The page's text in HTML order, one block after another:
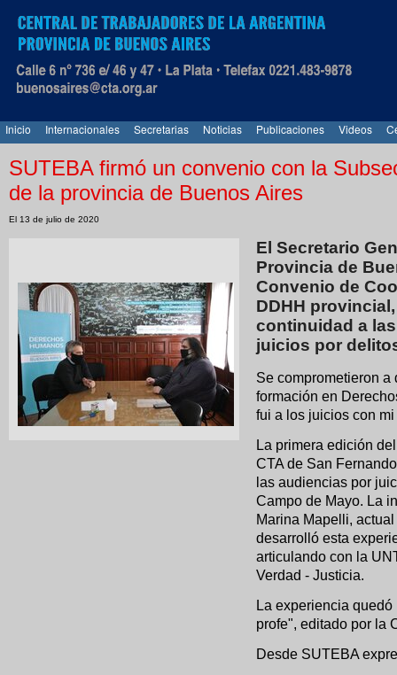
Inicio Internacionales Secretarias Noticias Publicaciones Videos
SUTEBA firmó un convenio con la
de la provincia de Buenos Aires
El 13 de julio de 2020
El Secretario
Provincia de
Convenio de
DDHH
continuidad a
juicios por
Se comprometieron
formación en
fui a los juicios con mi
La primera edición
CTA de San
las audiencias por
Campo de Mayo. La
Marina Mapelli,
desarrolló esta
articulando con la
Verdad - Justicia.
La experiencia
profe", editado por la
Desde SUTEBA